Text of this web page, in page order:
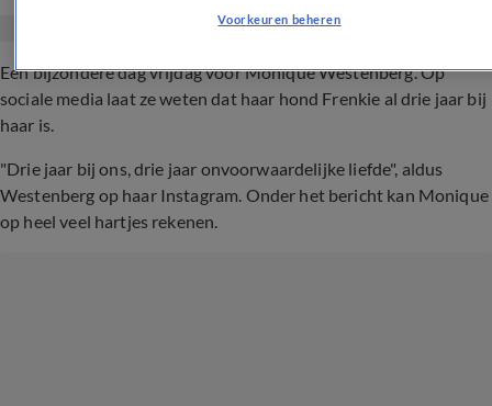
Een bijzondere dag vrijdag voor Monique Westenberg. Op
sociale media laat ze weten dat haar hond Frenkie al drie jaar bij
haar is.
"Drie jaar bij ons, drie jaar onvoorwaardelijke liefde", aldus
Westenberg op haar Instagram. Onder het bericht kan Monique
op heel veel hartjes rekenen.
Voorkeuren beheren